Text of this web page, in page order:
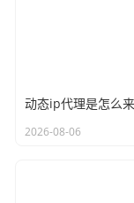
2026-08-06